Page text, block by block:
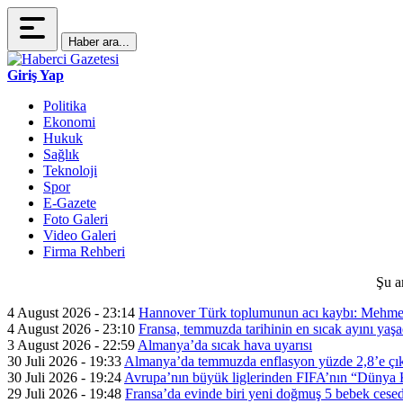
Haber ara...
Giriş Yap
Politika
Ekonomi
Hukuk
Sağlık
Teknoloji
Spor
E-Gazete
Foto Galeri
Video Galeri
Firma Rehberi
Şu
4 August 2026 - 23:14 Hannover Türk toplumunun acı kaybı:
4 August 2026 - 23:10 Fransa, temmuzda tarihinin en sıcak ayını
3 August 2026 - 22:59 Almanya’da sıcak hava uyarısı
30 Juli 2026 - 19:33 Almanya’da temmuzda enflasyon yüzde 2,8’e
30 Juli 2026 - 19:24 Avrupa’nın büyük liglerinden FIFA’nın “Dünya
29 Juli 2026 - 19:48 Fransa’da evinde biri yeni doğmuş 5 bebek